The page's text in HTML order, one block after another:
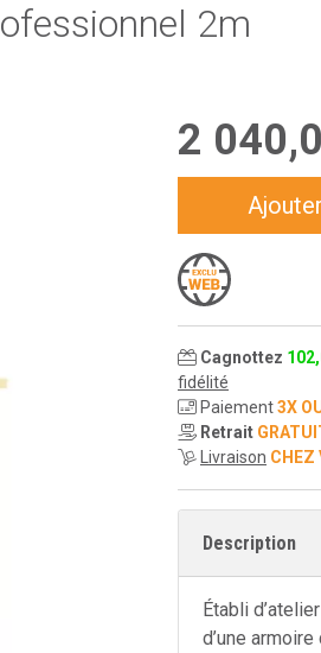
2m
2 040,
Ajouter
Cagnottez 102,
fidélité
Paiement3X
Retrait
Livraison CHEZ
Description
Établi
d’une